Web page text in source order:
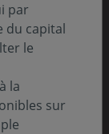
stratégie
par
du capital
le
la
sur